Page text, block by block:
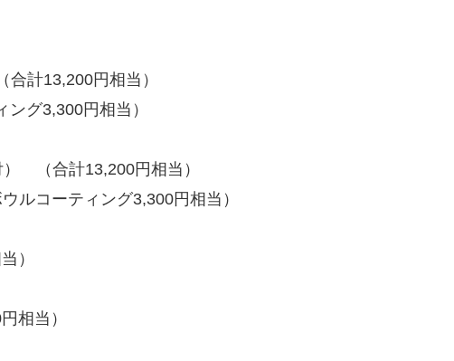
計13,200円相当）
グ3,300円相当）
（合計13,200円相当）
コーティング3,300円相当）
）
相当）